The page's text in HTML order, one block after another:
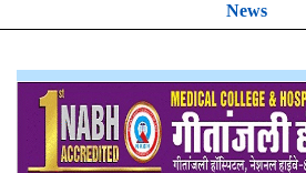
News